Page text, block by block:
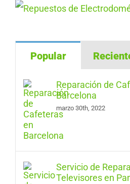
Popular
Reparación de
Barcelona
marzo 30th, 2022
Servicio de
Televisores en